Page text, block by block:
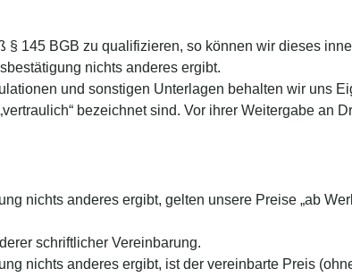
§ 145 BGB zu qualifizieren, so können wir dieses
nichts anderes ergibt.
und sonstigen Unterlagen behalten wir uns
bezeichnet sind. Vor ihrer Weitergabe an
nichts anderes ergibt, gelten unsere Preise „ab
schriftlicher Vereinbarung.
nichts anderes ergibt, ist der vereinbarte Preis